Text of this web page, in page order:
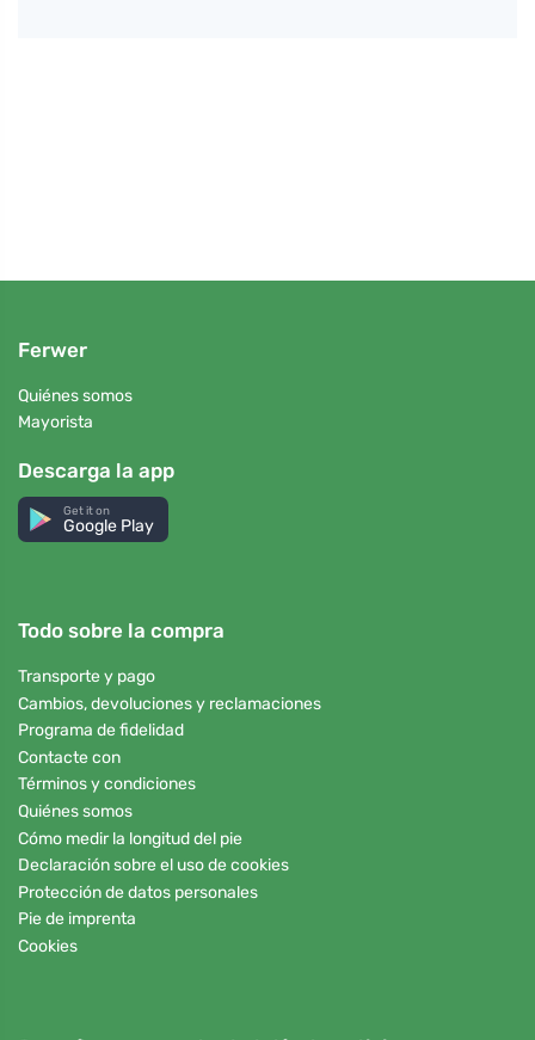
Ferwer
Quiénes somos
Mayorista
Descarga la app
Get it on
Google Play
Todo sobre la compra
Transporte y pago
Cambios, devoluciones y reclamaciones
Programa de fidelidad
Contacte con
Términos y condiciones
Quiénes somos
Cómo medir la longitud del pie
Declaración sobre el uso de cookies
Protección de datos personales
Pie de imprenta
Cookies